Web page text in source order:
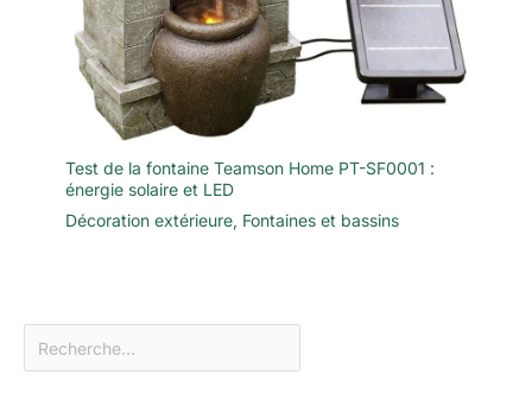
Test de la fontaine Teamson Home PT-SF0001 :
énergie solaire et LED
Décoration extérieure, Fontaines et bassins